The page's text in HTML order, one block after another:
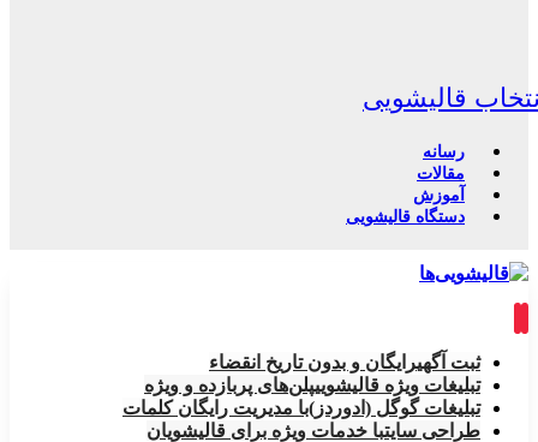
قالیشویی
رسانه
مقالات
آموزش
دستگاه قالیشویی
ثبت آگهیرایگان و بدون تاریخ انقضاء
تبلیغات ویژه قالیشوییپلن‌های پربازده و ویژه
تبلیغات گوگل (ادوردز)با مدیریت رایگان کلمات
طراحی سایتبا خدمات ویژه برای قالیشویان